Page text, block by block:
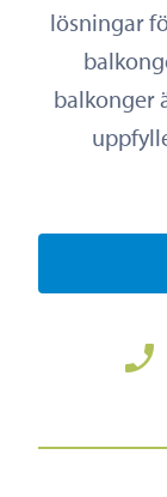
lösningar
balkonger